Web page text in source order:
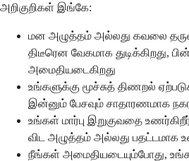
அறிகுறிகள் இங்கே:
மன அழுத்தம் அல்லது கவலை
திடீரென வேகமாக துடிக்கிறது,
அமைதியடைகிறது
உங்களுக்கு மூச்சுத் திணறல்
இன்னும் பேசவும் சாதாரணமாக
உங்கள் மார்பு இறுகுவதை
விட அழுத்தம் அல்லது பதட்டமாக
நீங்கள் அமைதியடையும்போது,